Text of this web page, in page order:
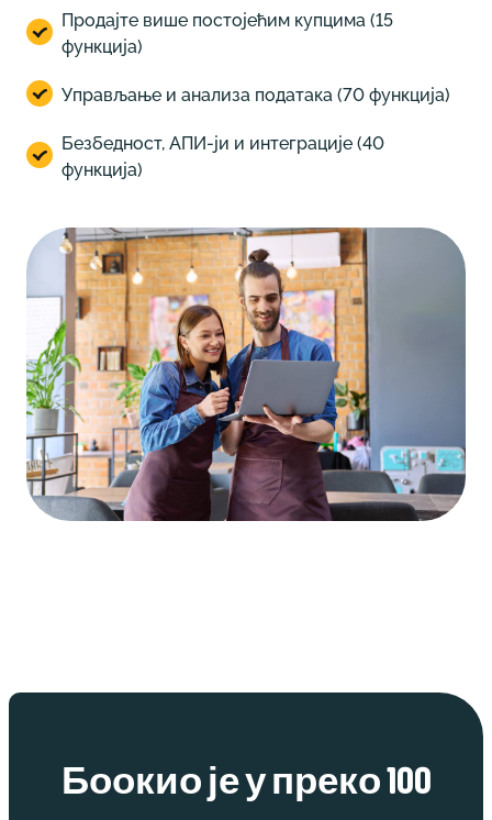
Продајте више постојећим купцима (15
функција)
Управљање и анализа података (70 функција)
Безбедност, АПИ-ји и интеграције (40
функција)
Боокио је у преко 100